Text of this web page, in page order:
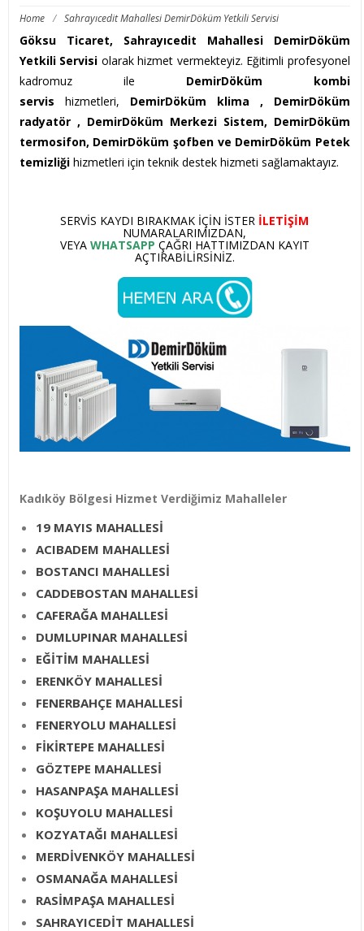
Home / Sahrayıcedit Mahallesi DemirDöküm Yetkili Servisi
Göksu Ticaret, Sahrayıcedit Mahallesi DemirDöküm
Yetkili Servisi olarak hizmet vermekteyiz. Eğitimli profesyonel
kadromuz ile DemirDöküm kombi
servis hizmetleri, DemirDöküm klima , DemirDöküm
radyatör , DemirDöküm Merkezi Sistem, DemirDöküm
termosifon, DemirDöküm şofben ve DemirDöküm Petek
temizliğihizmetleri için teknik destek hizmeti sağlamaktayız.
SERVIS KAYDI BIRAKMAK IÇIN ISTER ILETIŞIM
NUMARALARIMIZDAN,
VEYA WHATSAPP ÇAĞRI HATTIMIZDAN KAYIT
AÇTIRABILIRSINIZ.
Kadıköy Bölgesi Hizmet Verdiğimiz Mahalleler
19 MAYIS MAHALLESİ
ACIBADEM MAHALLESİ
BOSTANCI MAHALLESİ
CADDEBOSTAN MAHALLESİ
CAFERAĞA MAHALLESİ
DUMLUPINAR MAHALLESİ
EĞİTİM MAHALLESİ
ERENKÖY MAHALLESİ
FENERBAHÇE MAHALLESİ
FENERYOLU MAHALLESİ
FİKİRTEPE MAHALLESİ
GÖZTEPE MAHALLESİ
HASANPAŞA MAHALLESİ
KOŞUYOLU MAHALLESİ
KOZYATAĞI MAHALLESİ
MERDİVENKÖY MAHALLESİ
OSMANAĞA MAHALLESİ
RASİMPAŞA MAHALLESİ
SAHRAYICEDİT MAHALLESİ